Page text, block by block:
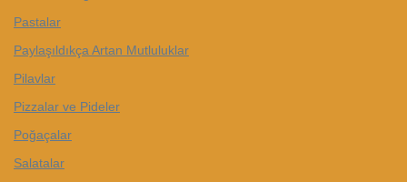
Pastalar
Paylaşıldıkça Artan Mutluluklar
Pilavlar
Pizzalar ve Pideler
Poğaçalar
Salatalar